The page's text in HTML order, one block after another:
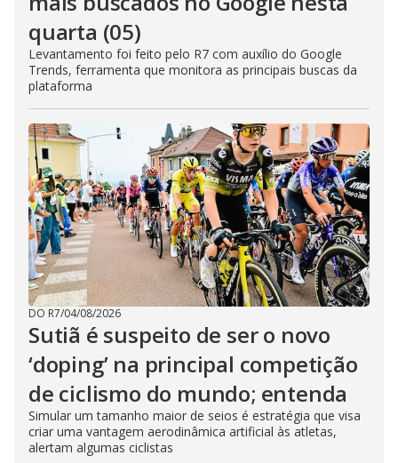
quarta (05)
Levantamento foi feito pelo R7 com auxílio do Google
Trends, ferramenta que monitora as principais buscas da
plataforma
DO R7/04/08/2026
Sutiã é suspeito de ser o novo
‘doping’ na principal competição
de ciclismo do mundo; entenda
Simular um tamanho maior de seios é estratégia que visa
criar uma vantagem aerodinâmica artificial às atletas,
alertam algumas ciclistas